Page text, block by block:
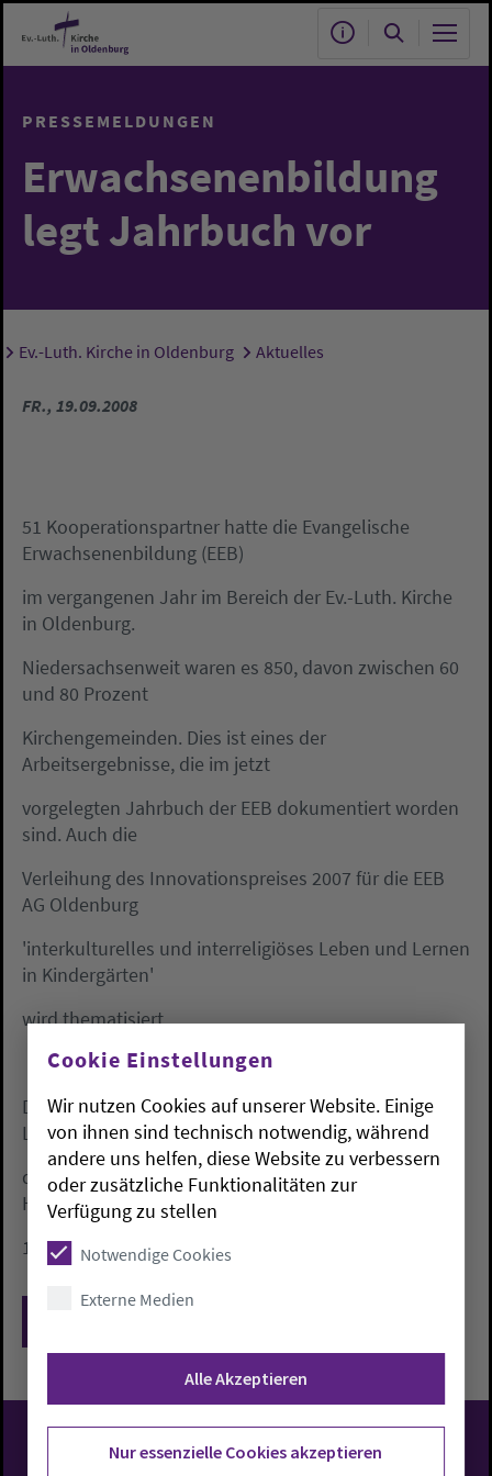
Zum Hauptinhalt springen
PRESSEMELDUNGEN
Erwachsenenbildung
legt Jahrbuch vor
Sie sind hier:
Ev.-Luth. Kirche in Oldenburg Aktuelles
FR., 19.09.2008
51 Kooperationspartner hatte die Evangelische
Erwachsenenbildung (EEB)
im vergangenen Jahr im Bereich der Ev.-Luth. Kirche
in Oldenburg.
Niedersachsenweit waren es 850, davon zwischen 60
und 80 Prozent
Kirchengemeinden. Dies ist eines der
Arbeitsergebnisse, die im jetzt
vorgelegten Jahrbuch der EEB dokumentiert worden
sind. Auch die
Verleihung des Innovationspreises 2007 für die EEB
AG Oldenburg
'interkulturelles und interreligiöses Leben und Lernen
in Kindergärten'
wird thematisiert.
Das Jahrbuch ist zu beziehen unentgeltlich in der
Landesgeschäftsstelle
der EEB Niedersachesen, Archivstraße 3, 30 169
Hannover, Tel.: 0511-
1241-483, Email: EEB.Niedersachsen@evlka.de
Cookie Einstellungen
Wir nutzen Cookies auf unserer Website. Einige
von ihnen sind technisch notwendig, während
andere uns helfen, diese Website zu verbessern
oder zusätzliche Funktionalitäten zur
Verfügung zu stellen
Notwendige Cookies
Externe Medien
Alle Akzeptieren
Nur essenzielle Cookies akzeptieren